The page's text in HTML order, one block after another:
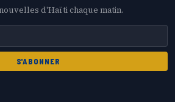
d'Haïti chaque matin.
S'ABONNER